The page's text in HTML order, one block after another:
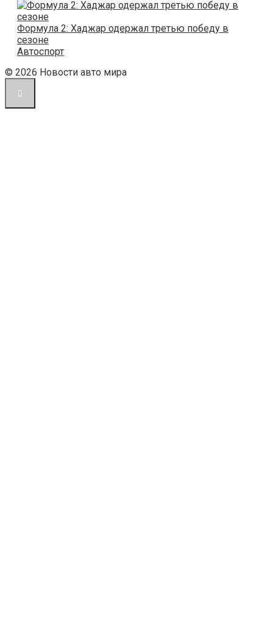
Формула 2: Хаджар одержал третью победу в
сезоне
Автоспорт
© 2026 Новости авто мира